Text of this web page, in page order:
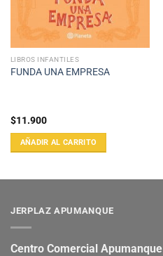
LIBROS INFANTILES
FUNDA UNA EMPRESA
$11.900
AÑADIR AL CARRITO
JERPLAZ APUMANQUE
Centro Comercial Apumanque